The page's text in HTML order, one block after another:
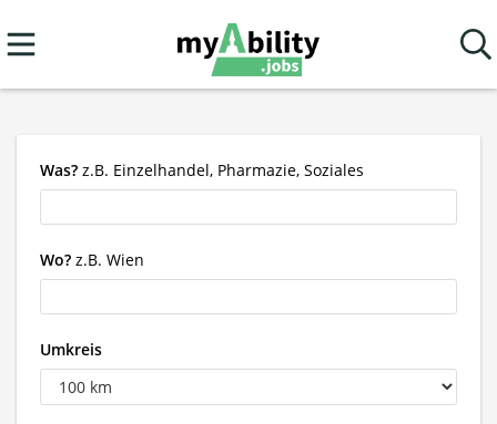
Was? z.B. Einzelhandel, Pharmazie, Soziales
Wo? z.B. Wien
Umkreis